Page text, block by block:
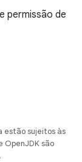
permissão de
estão sujeitos às
OpenJDK são